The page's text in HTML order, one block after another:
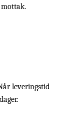
leveringstid